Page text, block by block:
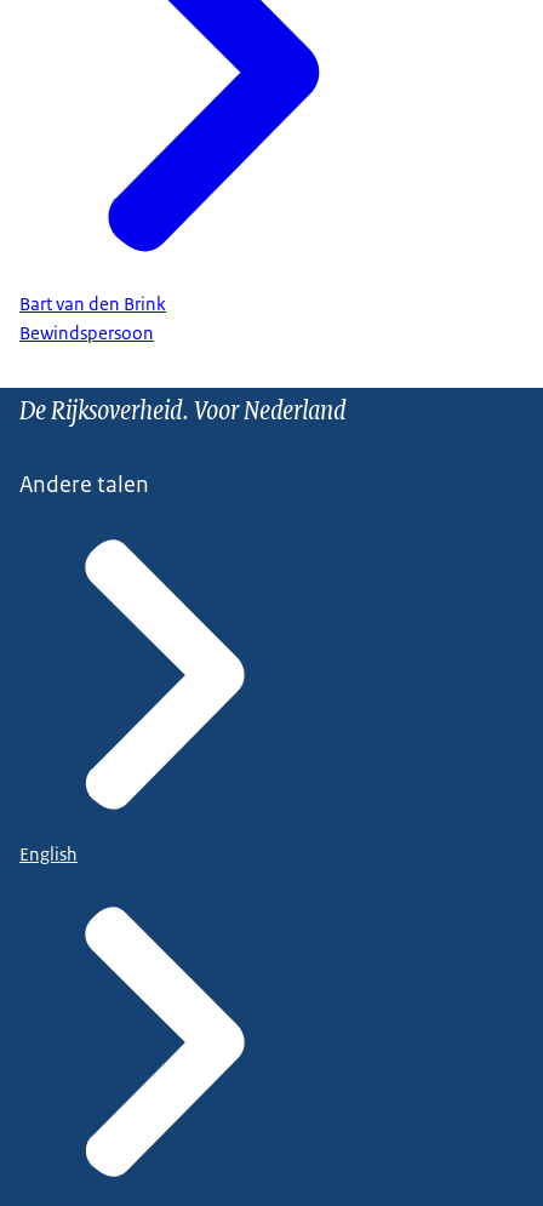
Bart van den Brink
Bewindspersoon
De Rijksoverheid. Voor Nederland
Andere talen
English